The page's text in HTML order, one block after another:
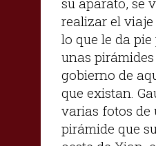
realizar el
lo que le da
unas pirámides
gobierno de
que existan.
varias fotos de
pirámide que